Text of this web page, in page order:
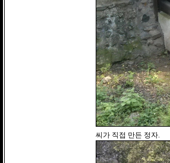
씨가 직접 만든 정자.